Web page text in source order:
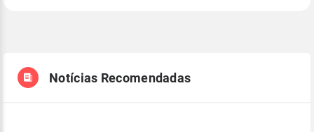
Notícias Recomendadas